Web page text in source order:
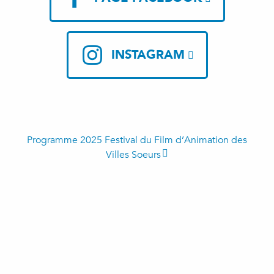
INSTAGRAM
Programme 2025 Festival du Film d’Animation des
Villes Soeurs